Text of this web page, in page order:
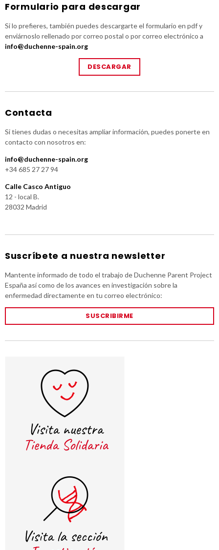
Formulario para descargar
Si lo prefieres, también puedes descargarte el formulario en pdf y
enviárnoslo rellenado por correo postal o por correo electrónico a
info@duchenne-spain.org
DESCARGAR
Contacta
Si tienes dudas o necesitas ampliar información, puedes ponerte en
contacto con nosotros en:
info@duchenne-spain.org
+34 685 27 27 94
Calle Casco Antiguo
12 - local B.
28032 Madrid
Suscríbete a nuestra newsletter
Mantente informado de todo el trabajo de Duchenne Parent Project
España así como de los avances en investigación sobre la
enfermedad directamente en tu correo electrónico:
SUSCRIBIRME